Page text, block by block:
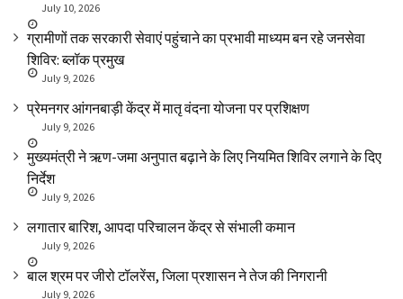
July 10, 2026
ग्रामीणों तक सरकारी सेवाएं पहुंचाने का प्रभावी माध्यम बन रहे जनसेवा
शिविर: ब्लॉक प्रमुख
July 9, 2026
प्रेमनगर आंगनबाड़ी केंद्र में मातृ वंदना योजना पर प्रशिक्षण
July 9, 2026
मुख्यमंत्री ने ऋण-जमा अनुपात बढ़ाने के लिए नियमित शिविर लगाने के दिए
निर्देश
July 9, 2026
लगातार बारिश, आपदा परिचालन केंद्र से संभाली कमान
July 9, 2026
बाल श्रम पर जीरो टॉलरेंस, जिला प्रशासन ने तेज की निगरानी
July 9, 2026